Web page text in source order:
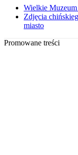
Wielkie
Zdjęcia
miasto
Promowane treści